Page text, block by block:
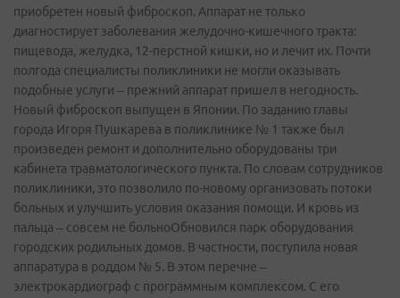
приобретен новый фиброскоп. Аппарат не только
диагностирует заболевания желудочно-кишечного тракта:
пищевода, желудка, 12-перстной кишки, но и лечит их. Почти
полгода специалисты поликлиники не могли оказывать
подобные услуги – прежний аппарат пришел в негодность.
Новый фиброскоп выпущен в Японии. По заданию главы
города Игоря Пушкарева в поликлинике № 1 также был
произведен ремонт и дополнительно оборудованы три
кабинета травматологического пункта. По словам сотрудников
поликлиники, это позволило по-новому организовать потоки
больных и улучшить условия оказания помощи. И кровь из
пальца – совсем не больноОбновился парк оборудования
городских родильных домов. В частности, поступила новая
аппаратура в роддом № 5. В этом перечне –
электрокардиограф с программным комплексом. С его